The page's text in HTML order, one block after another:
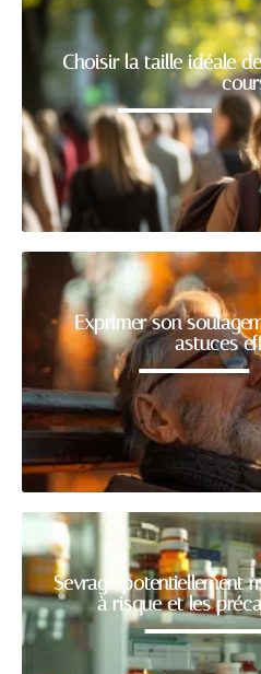
Choisir la taille idéale
Exprimer son
astuces
Sevrage potentiellement
à risque et les